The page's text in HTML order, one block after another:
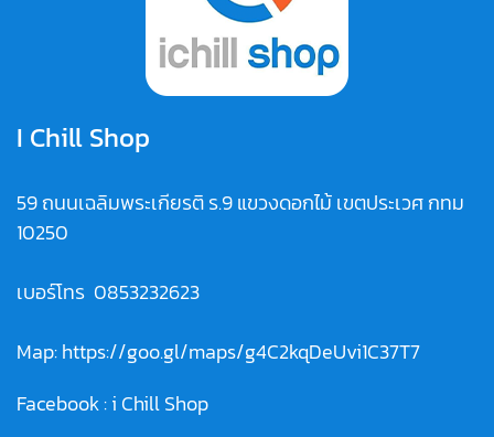
I Chill Shop
59 ถนนเฉลิมพระเกียรติ ร.9 แขวงดอกไม้ เขตประเวศ กทม
10250
เบอร์โทร 0853232623
Map:https://goo.gl/maps/g4C2kqDeUvi1C37T7
Facebook :i Chill Shop